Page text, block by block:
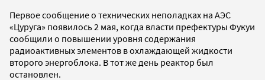
Первое сообщение о технических неполадках на АЭС
«Цуруга» появилось 2 мая, когда власти префектуры Фукуи
сообщили о повышении уровня содержания
радиоактивных элементов в охлаждающей жидкости
второго энергоблока. В тот же день реактор был
остановлен.